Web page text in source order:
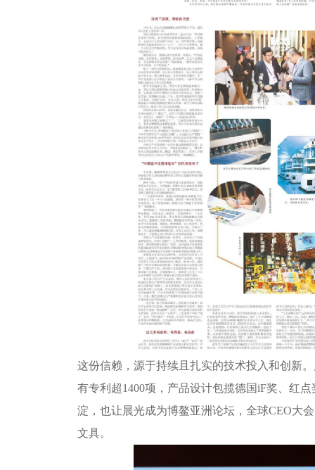
这份信赖，源于持续且扎实的技术投入和创新
有专利超1400项，产品设计包揽德国iF奖、红
淀，也让晨光成为博鳌亚洲论坛，全球CEO大
文具。